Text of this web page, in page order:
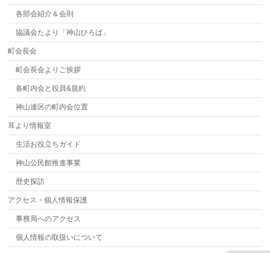
各部会紹介＆会則
協議会たより「神山ひろば」
町会長会
町会長会よりご挨拶
各町内会と役員&規約
神山連区の町内会位置
耳より情報室
生活お役立ちガイド
神山公民館推進事業
歴史探訪
アクセス・個人情報保護
事務局へのアクセス
個人情報の取扱いについて